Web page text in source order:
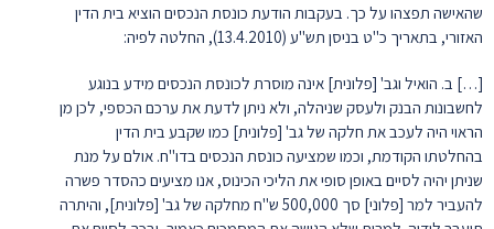
שהאישה תפצהו על כך. בעקבות הודעת כונסת הנכסים הוציא בית הדין
האזורי, בתאריך כ"ט בניסן תש"ע (13.4.2010), החלטה לפיה:
[…] ב. הואיל וגב' [פלונית] אינה מוסרת לכונסת הנכסים מידע בנוגע
לחשבונות הבנק ולעסק שניהלה, ולא ניתן לדעת את ערכם הכספי, לכן מן
הראוי היה לעכב את חלקה של גב' [פלונית] כמו שקבע בית הדין
בהחלטתו הקודמת, וכמו שמציעה כונסת הנכסים בדו"ח. אולם על מנת
שניתן יהיה לסיים באופן סופי את הליכי הכינוס, אנו מציעים כהסדר פשרה
להעביר למר [פלוני] סך 500,000 ש"ח מחלקה של גב' [פלונית], והיתרה